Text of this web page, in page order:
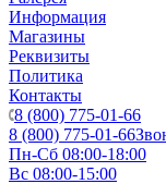
Информация
Магазины
Реквизиты
Политика
Контакты
8 (800) 775-01-66
8 (800) 775-01-66
Пн-Сб 08:00-18:00
Вс 08:00-15:00